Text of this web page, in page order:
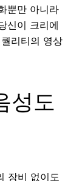
뿐만 아니라
신이 크리에
리티의 영상
성도
장비 없이도